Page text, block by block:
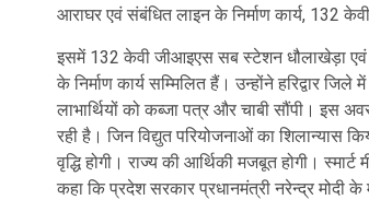
आराघर एवं संबंधित लाइन के निर्माण कार्य, 132
इसमें 132 केवी जीआइएस सब स्टेशन धौलाखेड़ा एवं
के निर्माण कार्य सम्मिलित हैं। उन्होंने हरिद्वार
लाभार्थियों को कब्जा पत्र और चाबी सौंपी। इस
रही है। जिन विद्युत परियोजनाओं का शिलान्यास
वृद्धि होगी। राज्य की आर्थिकी मजबूत होगी।
कहा कि प्रदेश सरकार प्रधानमंत्री नरेन्द्र मोदी